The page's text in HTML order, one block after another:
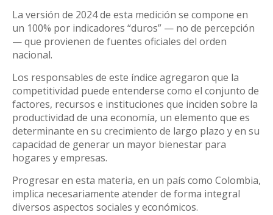
La versión de 2024 de esta medición se compone en
un 100% por indicadores “duros” — no de percepción
— que provienen de fuentes oficiales del orden
nacional.
Los responsables de este índice agregaron que la
competitividad puede entenderse como el conjunto de
factores, recursos e instituciones que inciden sobre la
productividad de una economía, un elemento que es
determinante en su crecimiento de largo plazo y en su
capacidad de generar un mayor bienestar para
hogares y empresas.
Progresar en esta materia, en un país como Colombia,
implica necesariamente atender de forma integral
diversos aspectos sociales y económicos.